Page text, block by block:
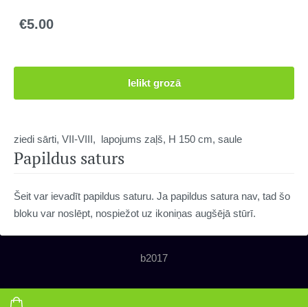
Papildus saturs
Šeit var ievadīt papildus saturu. Ja papildus satura nav, tad šo
bloku var noslēpt, nospiežot uz ikoniņas augšējā stūrī.
€5.00
Ielikt grozā
ziedi sārti, VII-VIII, lapojums zaļš, H 150 cm, saule
b2017